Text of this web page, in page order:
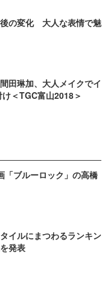
の変化 大人な表情で魅
田琳加、大人メイクでイ
＜TGC富山2018＞
「ブルーロック」の高橋
イルにまつわるランキン
発表